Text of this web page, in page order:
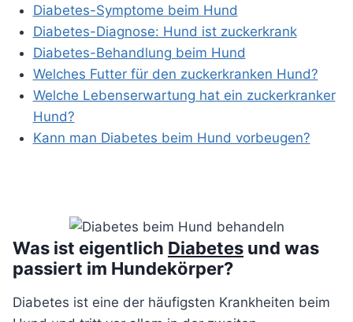
Diabetes-Symptome beim Hund
Diabetes-Diagnose: Hund ist zuckerkrank
Diabetes-Behandlung beim Hund
Welches Futter für den zuckerkranken Hund?
Welche Lebenserwartung hat ein zuckerkranker
Hund?
Kann man Diabetes beim Hund vorbeugen?
Was ist eigentlich Diabetes und was
passiert im Hundekörper?
Diabetes ist eine der häufigsten Krankheiten beim